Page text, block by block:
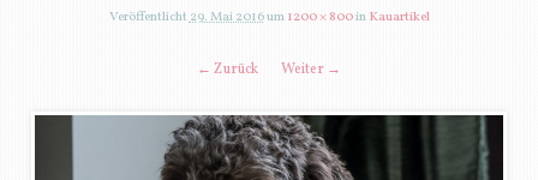
Veröffentlicht29. Mai 2016um1200 × 800inKauartikel
← Zurück Weiter →